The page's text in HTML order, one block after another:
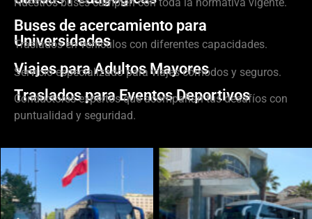
Buses de acercamiento para
Universidades
Traslados en vehículos con diferentes capacidades.
Viajes para Adultos Mayores
Servicio especializado para viajes cómodos y seguros.
Traslados para Eventos Deportivos
Conductores expertos que acompañan tus desafíos con
puntualidad y seguridad.